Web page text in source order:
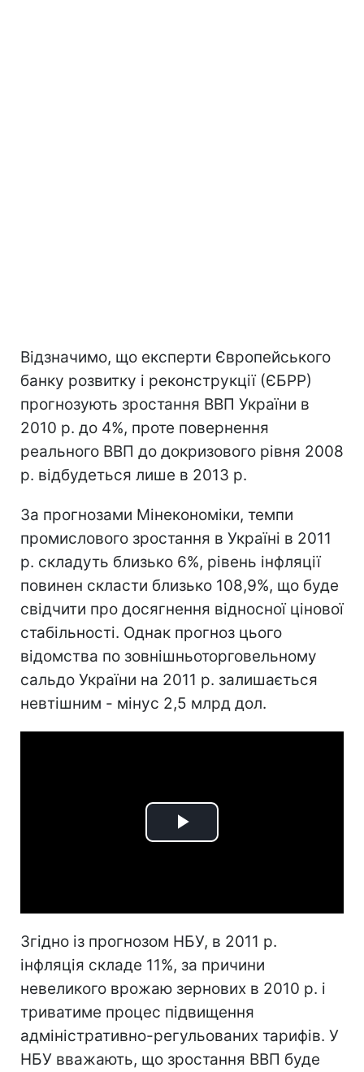
Відзначимо, що експерти Європейського
банку розвитку і реконструкції (ЄБРР)
прогнозують зростання ВВП України в
2010 р. до 4%, проте повернення
реального ВВП до докризового рівня 2008
р. відбудеться лише в 2013 р.
За прогнозами Мінекономіки, темпи
промислового зростання в Україні в 2011
р. складуть близько 6%, рівень інфляції
повинен скласти близько 108,9%, що буде
свідчити про досягнення відносної цінової
стабільності. Однак прогноз цього
відомства по зовнішньоторговельному
сальдо України на 2011 р. залишається
невтішним - мінус 2,5 млрд дол.
Play
Згідно із прогнозом НБУ, в 2011 р.
інфляція складе 11%, за причини
невеликого врожаю зернових в 2010 р. і
триватиме процес підвищення
адміністративно-регульованих тарифів. У
НБУ вважають, що зростання ВВП буде